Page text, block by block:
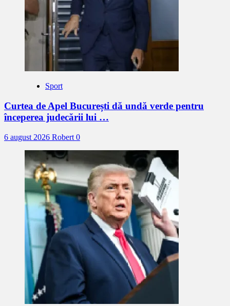
Sport
Curtea de Apel București dă undă verde pentru
începerea judecării lui …
6 august 2026 Robert 0